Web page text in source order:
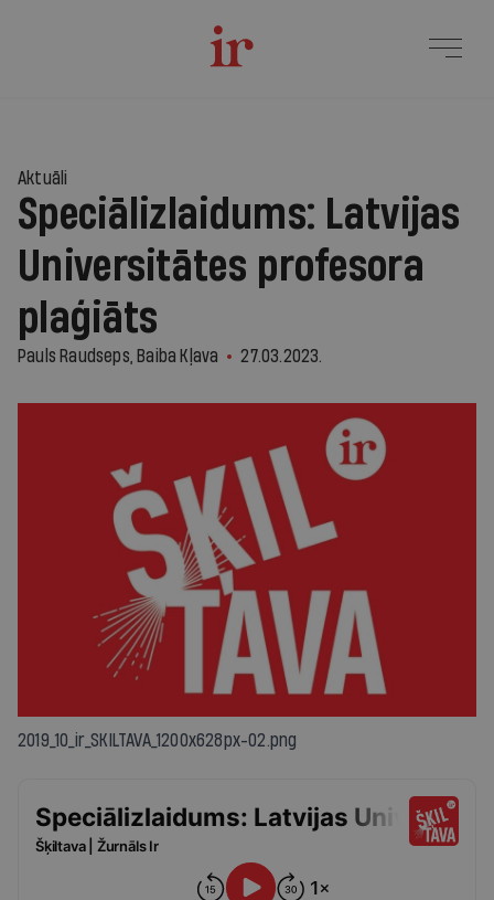
Aktuāli
Speciālizlaidums: Latvijas
Universitātes profesora
plaģiāts
Pauls Raudseps, Baiba Kļava 27.03.2023.
2019_10_ir_SKILTAVA_1200x628px-02.png